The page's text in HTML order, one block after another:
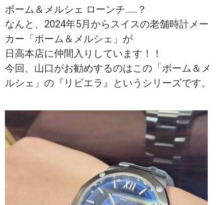
ボーム＆メルシェ ローンチ……？
なんと、2024年5月からスイスの老舗時計メー
カー「ボーム＆メルシェ」が
日高本店に仲間入りしています！！
今回、山口がお勧めするのはこの「ボーム＆メ
ルシェ」の『リビエラ』というシリーズです。